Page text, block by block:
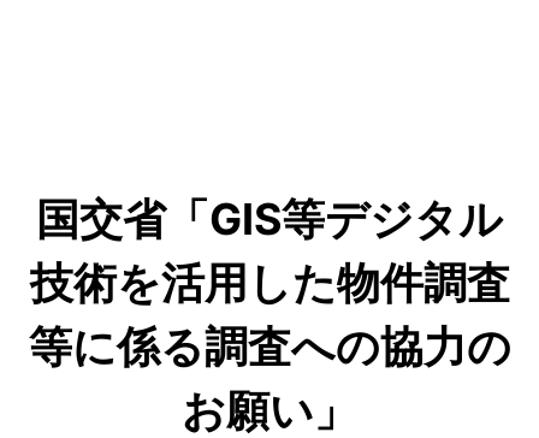
国交省「GIS等デジタル
技術を活用した物件調査
等に係る調査への協力の
お願い」